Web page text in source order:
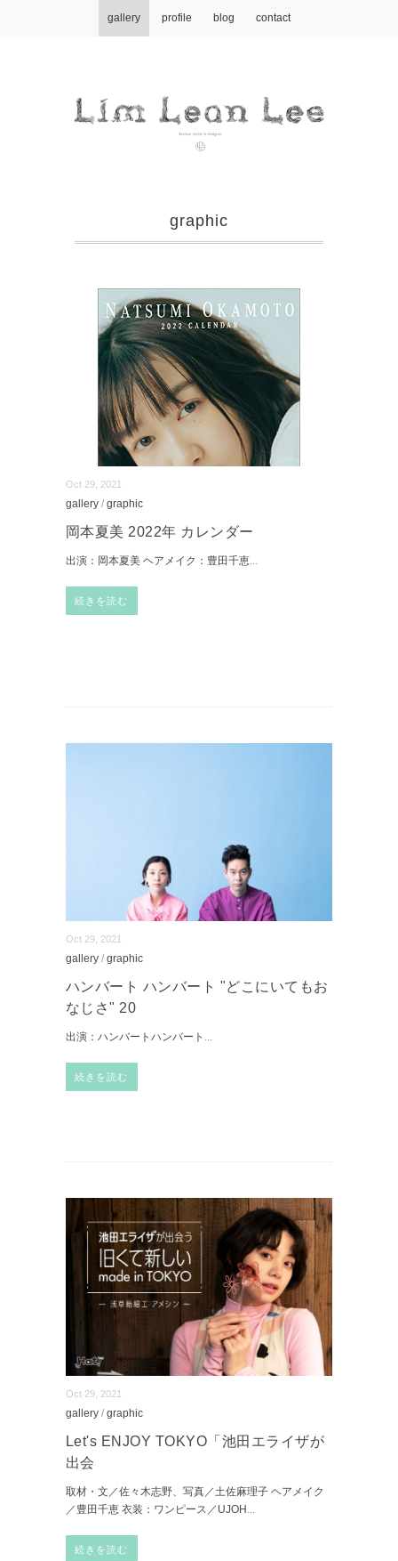
gallery profile blog contact
graphic
Oct 29, 2021
gallery / graphic
岡本夏美 2022年 カレンダー
出演：岡本夏美 ヘアメイク：豊田千恵...
続きを読む
Oct 29, 2021
gallery / graphic
ハンバート ハンバート "どこにいてもお
なじさ" 20
出演：ハンバートハンバート ...
続きを読む
Oct 29, 2021
gallery / graphic
Let's ENJOY TOKYO「池田エライザが
出会
取材・文／佐々木志野、写真／土佐麻理子 ヘアメイク
／豊田千恵 衣装：ワンピース／UJOH ...
続きを読む